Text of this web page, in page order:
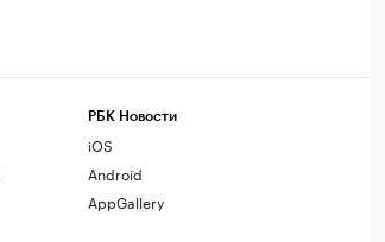
РБК Новости
iOS
Android
AppGallery